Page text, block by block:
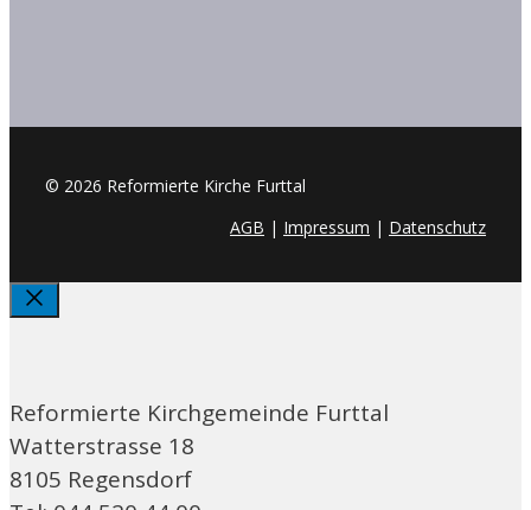
© 2026 Reformierte Kirche Furttal
AGB | Impressum | Datenschutz
Schliessen
Reformierte Kirchgemeinde Furttal
Watterstrasse 18
8105 Regensdorf